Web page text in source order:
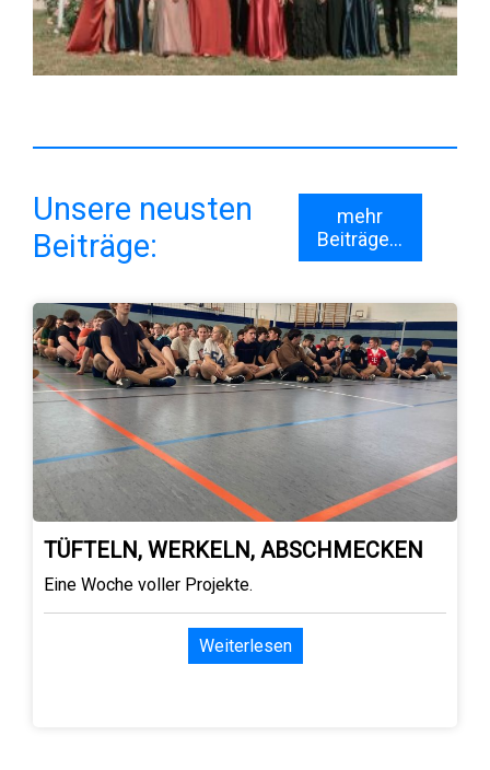
Unsere neusten
Beiträge:
mehr
Beiträge...
TÜFTELN, WERKELN, ABSCHMECKEN
Eine Woche voller Projekte.
Weiterlesen